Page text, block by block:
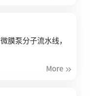
膜泵分子流水线，
More